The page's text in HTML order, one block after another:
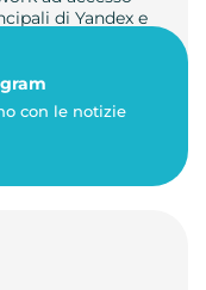
di Yandex e
con le notizie